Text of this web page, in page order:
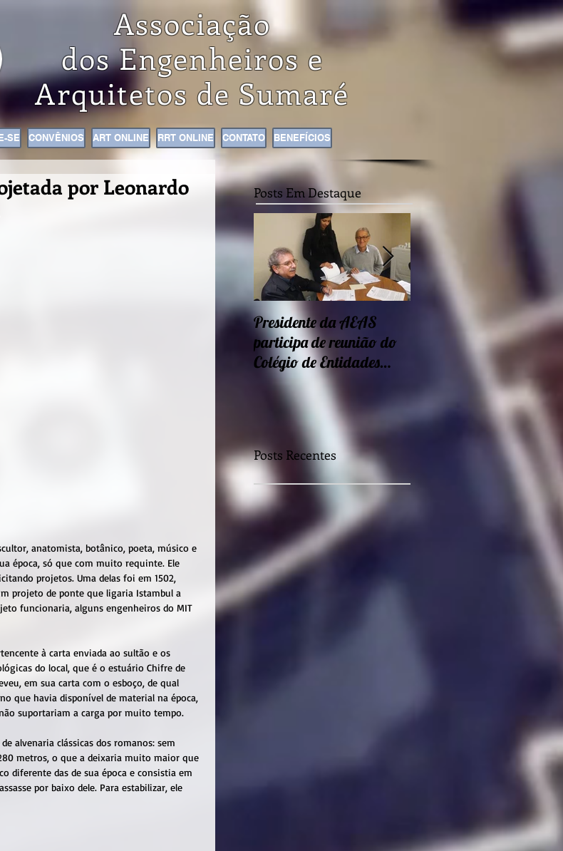
Associação
dos Engenheiros e
Arquitetos de Sumaré
SE CONVÊNIOS ART ONLINE RRT ONLINE CONTATO BENEFÍCIOS
por Leonardo
anatomista, botânico, poeta, músico e
época, só que com muito requinte. Ele
projetos. Uma delas foi em 1502,
projeto de ponte que ligaria Istambul a
funcionaria, alguns engenheiros do MIT
à carta enviada ao sultão e os
do local, que é o estuário Chifre de
em sua carta com o esboço, de qual
que havia disponível de material na época,
suportariam a carga por muito tempo.
alvenaria clássicas dos romanos: sem
metros, o que a deixaria muito maior que
diferente das de sua época e consistia em
por baixo dele. Para estabilizar, ele
Posts Em Destaque
Presidente da AEAS
participa de reunião do
Colégio de Entidades
Regionais
Encontros sobre Eficiência
energética e
sustentabilidade seguem
nessa semana
Posts Recentes